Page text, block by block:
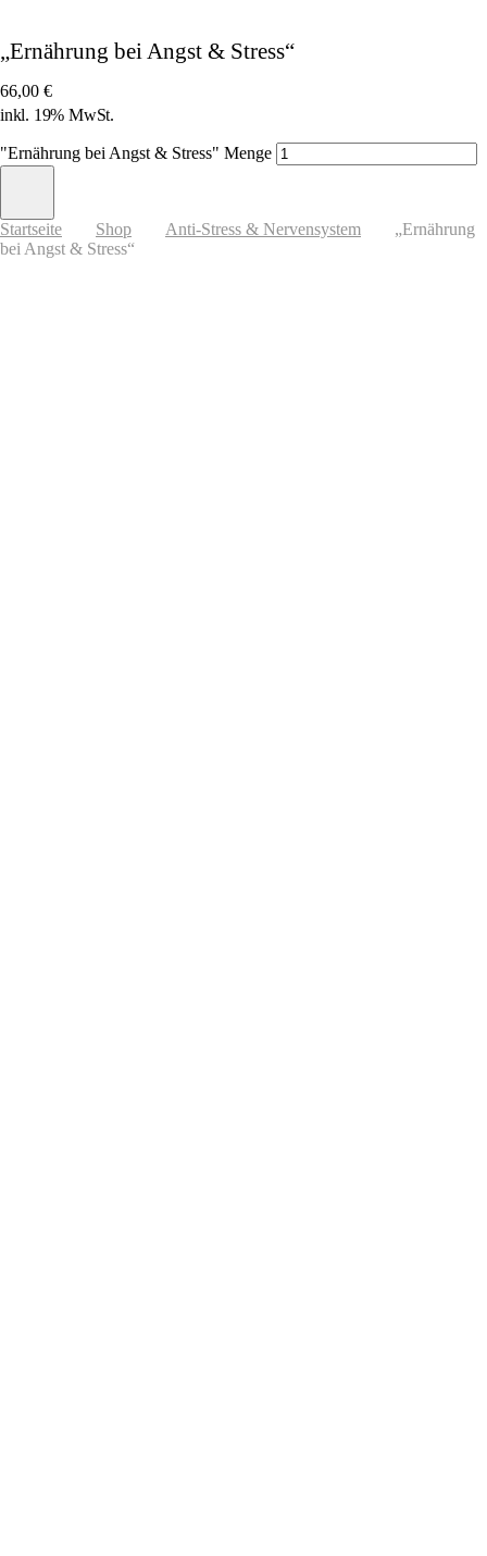
„Ernährung bei Angst & Stress“
66,00 €
inkl. 19% MwSt.
"Ernährung bei Angst & Stress" Menge
Startseite Shop Anti-Stress & Nervensystem
„Ernährung
bei Angst & Stress“